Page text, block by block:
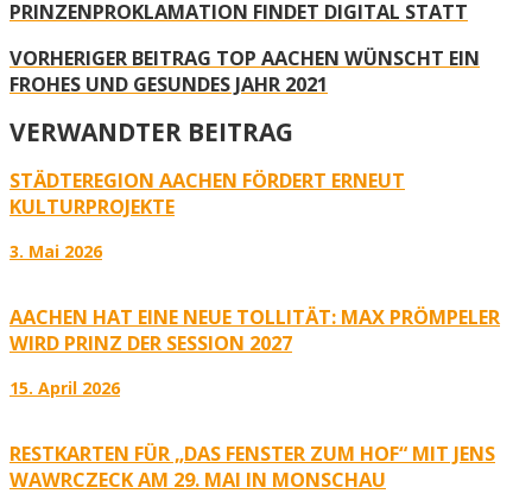
PRINZENPROKLAMATION FINDET DIGITAL STATT
VORHERIGER BEITRAG TOP AACHEN WÜNSCHT EIN
FROHES UND GESUNDES JAHR 2021
VERWANDTER BEITRAG
STÄDTEREGION AACHEN FÖRDERT ERNEUT
KULTURPROJEKTE
3. Mai 2026
AACHEN HAT EINE NEUE TOLLITÄT: MAX PRÖMPELER
WIRD PRINZ DER SESSION 2027
15. April 2026
RESTKARTEN FÜR „DAS FENSTER ZUM HOF“ MIT JENS
WAWRCZECK AM 29. MAI IN MONSCHAU